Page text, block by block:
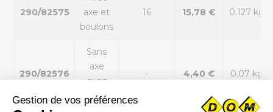
290/82575
axe et
boulons
16 15,78 € 0.127 kg
290/82576
Sans
axe
avec
boulons
- 4,40 € 0.07 kg